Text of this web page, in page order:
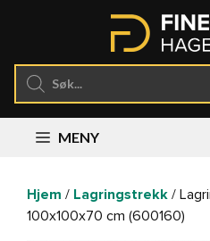
Products
search
MENY
Hjem / Lagringstrekk /
100x100x70 cm (600160)